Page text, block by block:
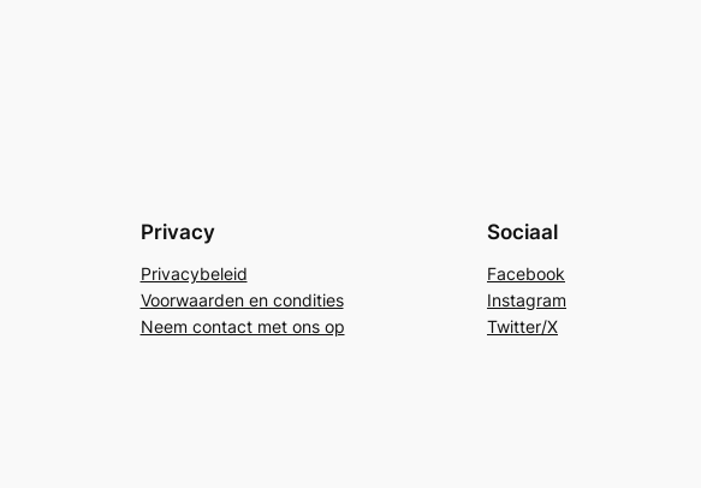
Privacy
Privacybeleid
Voorwaarden en condities
Neem contact met ons op
Sociaal
Facebook
Instagram
Twitter/X